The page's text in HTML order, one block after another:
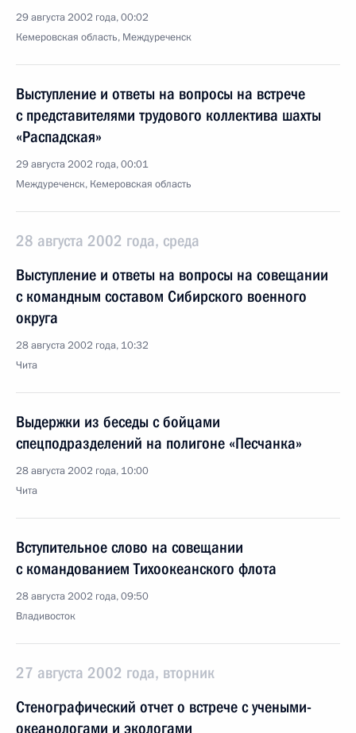
29 августа 2002 года, 00:02
Кемеровская область, Междуреченск
Выступление и ответы на вопросы на встрече
с представителями трудового коллектива шахты
«Распадская»
29 августа 2002 года, 00:01
Междуреченск, Кемеровская область
28 августа 2002 года, среда
Выступление и ответы на вопросы на совещании
с командным составом Сибирского военного
округа
28 августа 2002 года, 10:32
Чита
Выдержки из беседы с бойцами
спецподразделений на полигоне «Песчанка»
28 августа 2002 года, 10:00
Чита
Вступительное слово на совещании
с командованием Тихоокеанского флота
28 августа 2002 года, 09:50
Владивосток
27 августа 2002 года, вторник
Стенографический отчет о встрече с учеными-
океанологами и экологами